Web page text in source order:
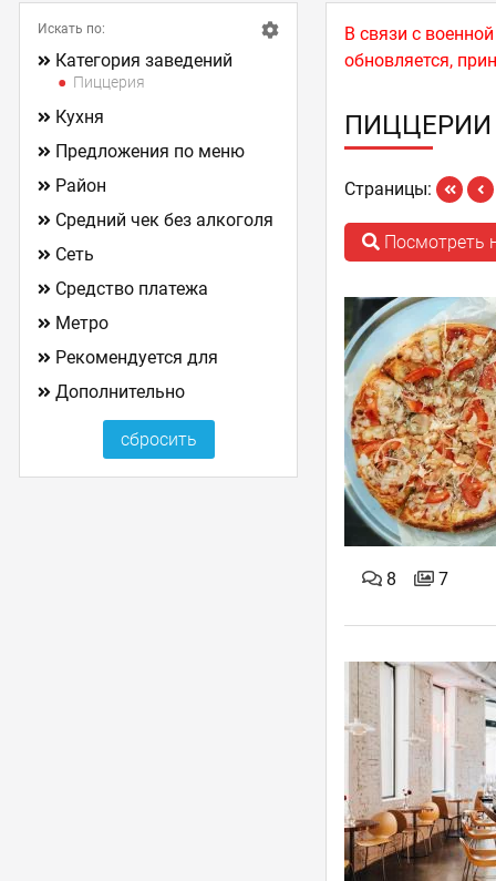
В связи с
обновляется,
ПИЦЦЕРИИ
Страницы:
Посмотреть
8 7
Искать по:
Категория заведений
Пиццерия
Кухня
Предложения по меню
Район
Средний чек без алкоголя
Сеть
Средство платежа
Метро
Рекомендуется для
Дополнительно